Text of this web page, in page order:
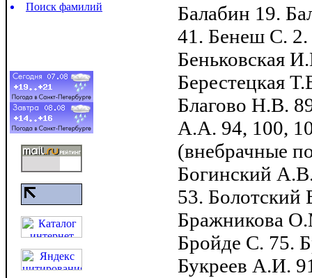
Поиск фамилий
Балабин 19.
41. Бенеш С.
Беньковская
Берестецкая
Благово Н.В.
А.А. 94, 100,
(внебрачные
Богинский
53. Болотский
Бражникова
Бройде С. 75.
Букреев А.И.